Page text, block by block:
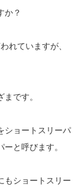
か？
れていますが、
です。
ショートスリーパ
と呼びます。
もショートスリー